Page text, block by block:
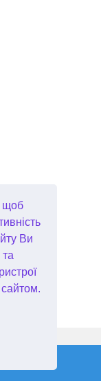
щоб
Ви